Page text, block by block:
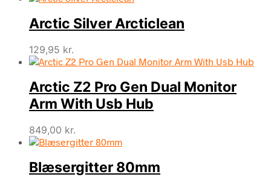
Arctic Silver Arcticlean
129,95 kr.
Arctic Z2 Pro Gen Dual Monitor
Arm With Usb Hub
849,00 kr.
Blæsergitter 80mm